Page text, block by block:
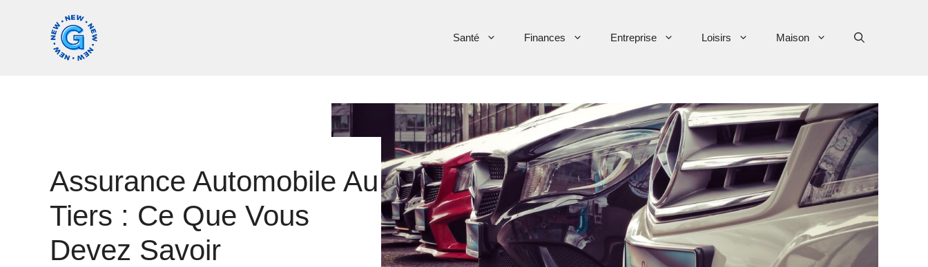
Santé Finances Entreprise Loisirs Maison
Assurance Automobile Au
Tiers : Ce Que Vous
Devez Savoir